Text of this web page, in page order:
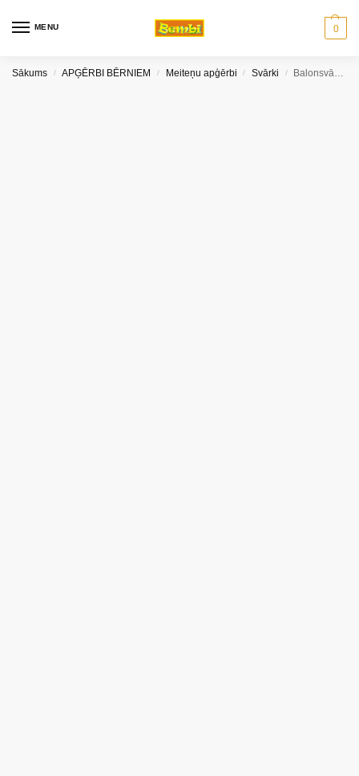
MENU 0
Sākums / APĢĒRBI BĒRNIEM / Meiteņu apģērbi / Svārki / Balonsvārki 158 cm